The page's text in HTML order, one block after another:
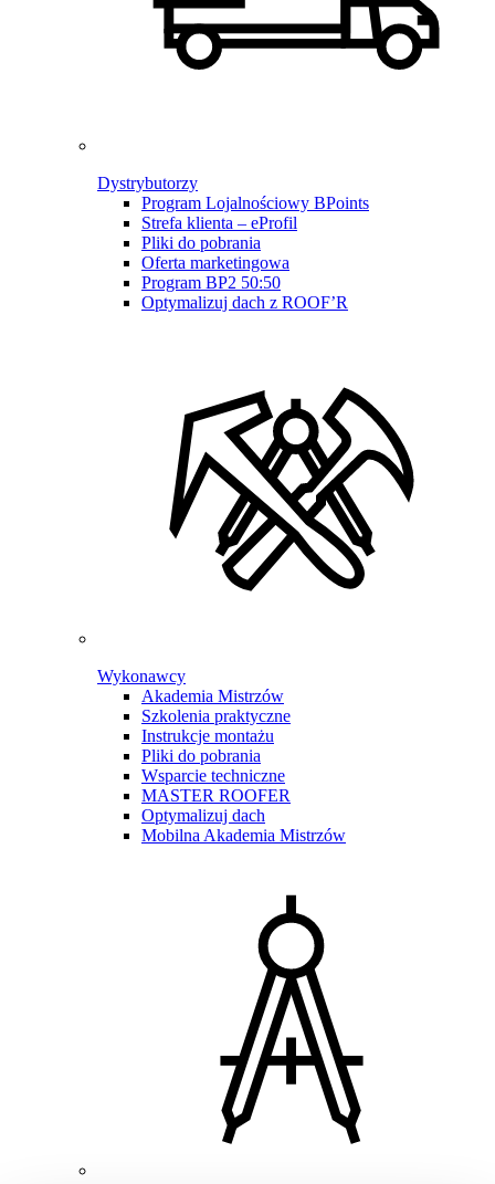
Dystrybutorzy
Program Lojalnościowy BPoints
Strefa klienta – eProfil
Pliki do pobrania
Oferta marketingowa
Program BP2 50:50
Optymalizuj dach z ROOF’R
Wykonawcy
Akademia Mistrzów
Szkolenia praktyczne
Instrukcje montażu
Pliki do pobrania
Wsparcie techniczne
MASTER ROOFER
Optymalizuj dach
Mobilna Akademia Mistrzów